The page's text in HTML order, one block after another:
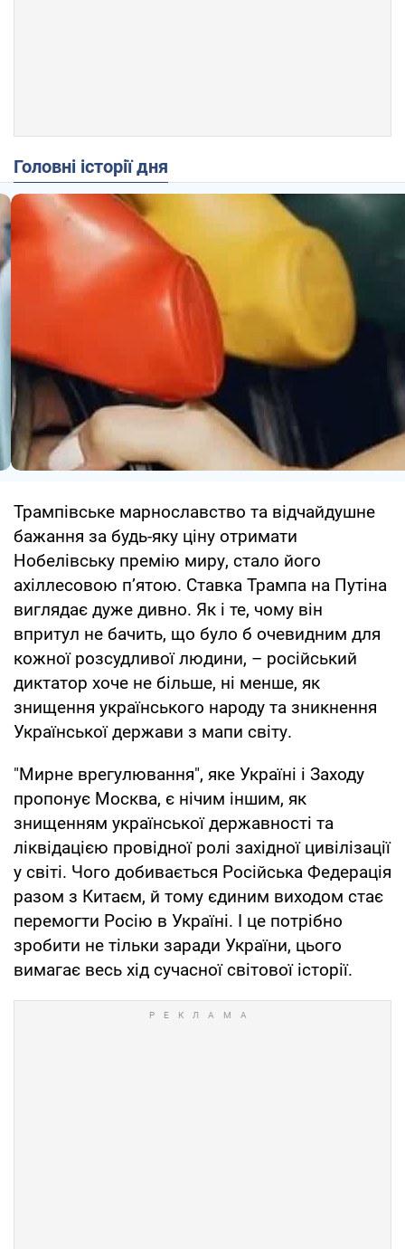
Головні історії дня
Трампівське марнославство та відчайдушне
бажання за будь-яку ціну отримати
Нобелівську премію миру, стало його
ахіллесовою п’ятою. Ставка Трампа на Путіна
виглядає дуже дивно. Як і те, чому він
впритул не бачить, що було б очевидним для
кожної розсудливої людини, – російський
диктатор хоче не більше, ні менше, як
знищення українського народу та зникнення
Української держави з мапи світу.
"Мирне врегулювання", яке Україні і Заходу
пропонує Москва, є нічим іншим, як
знищенням української державності та
ліквідацією провідної ролі західної цивілізації
у світі. Чого добивається Російська Федерація
разом з Китаєм, й тому єдиним виходом стає
перемогти Росію в Україні. І це потрібно
зробити не тільки заради України, цього
вимагає весь хід сучасної світової історії.